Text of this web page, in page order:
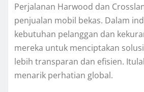
Perjalanan Harwood dan
penjualan mobil bekas. Dalam
kebutuhan pelanggan dan
mereka untuk menciptakan
lebih transparan dan efisien.
menarik perhatian global.